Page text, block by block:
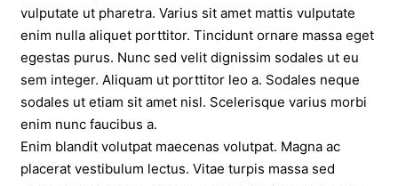
vulputate ut pharetra. Varius sit amet mattis vulputate
enim nulla aliquet porttitor. Tincidunt ornare massa eget
egestas purus. Nunc sed velit dignissim sodales ut eu
sem integer. Aliquam ut porttitor leo a. Sodales neque
sodales ut etiam sit amet nisl. Scelerisque varius morbi
enim nunc faucibus a.
Enim blandit volutpat maecenas volutpat. Magna ac
placerat vestibulum lectus. Vitae turpis massa sed